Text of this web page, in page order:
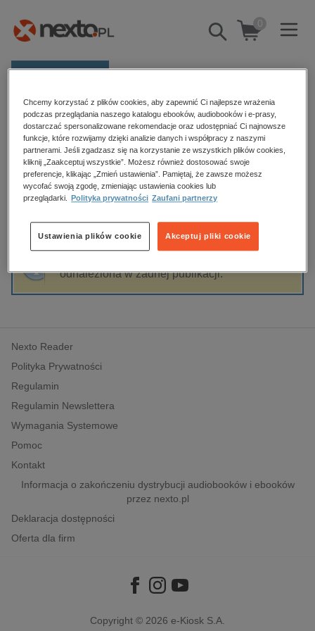
Pokaż/schowaj
wyszukiwarkę
0
Kategorie
Zobacz wszystkie E-prasa
budownictwo, aranżacja wnętrz
biznesowe, branżowe, gospodarka
dzienniki
edukacja
hobby, sport, rozrywka
komputery, internet, technologie, informatyka
polityka, społeczno-informacyjne
psychologiczne
inne
popularno-naukowe
historia
Strona główna Ernst T.A. Hoffmann
Ernst T.A. Hoffmann
Sortowanie Filtrowanie
odnaleziona w żadnej publikacji.
Nexto Reader
Polityka Prywatności
Regulamin
Regulamin Newslettera
Wymagania Systemowe
Pomoc
Kontakt
Informacja o zakończeniu dystrybucji audiobooków i ebooków
przez nexto.pl
Deklaracja dostępności
Oferta dla firm
Copyright © 2026 e-Kiosk S.A.
Chcemy korzystać z plików cookies, aby zapewnić Ci najlepsze wrażenia
podczas przeglądania naszego katalogu ebooków, audiobooków i e-prasy,
dostarczać spersonalizowane rekomendacje oraz udostępniać Ci najnowsze
funkcje, które rozwijamy dzięki analizie danych i współpracy z naszymi
partnerami. Jeśli zgadzasz się na korzystanie ze wszystkich plików cookies,
kliknij „Zaakceptuj wszystkie”. Możesz również dostosować swoje
preferencje, klikając „Zmień ustawienia”. Pamiętaj, że zawsze możesz
wycofać swoją zgodę, zmieniając ustawienia cookies lub
przeglądarki.
Polityka prywatności Zaufani partnerzy
Akceptuj pliki cookie
Ustawienia plików cookie